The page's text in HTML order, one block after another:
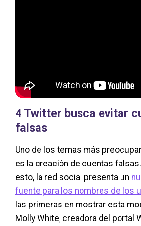
4 Twitter busca evitar
falsas
Uno de los temas más
es la creación de cuentas
esto, la red social presenta un
fuente para los nombres de los
las primeras en mostrar esta
Molly White, creadora del portal